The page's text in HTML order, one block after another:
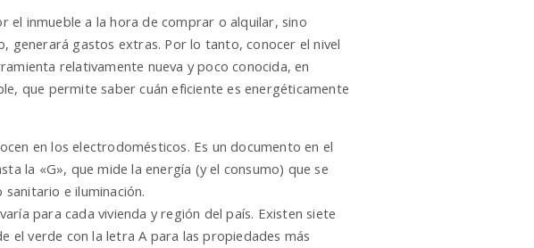
inmueble a la hora de comprar o alquilar, sino
generará gastos extras. Por lo tanto, conocer el nivel
relativamente nueva y poco conocida, en
que permite saber cuán eficiente es energéticamente
en los electrodomésticos. Es un documento en el
la «G», que mide la energía (y el consumo) que se
e iluminación.
para cada vivienda y región del país. Existen siete
el verde con la letra A para las propiedades más